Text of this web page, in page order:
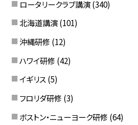
ロータリークラブ講演 (340)
北海道講演 (101)
沖縄研修 (12)
ハワイ研修 (42)
イギリス (5)
フロリダ研修 (3)
ボストン・ニューヨーク研修 (64)